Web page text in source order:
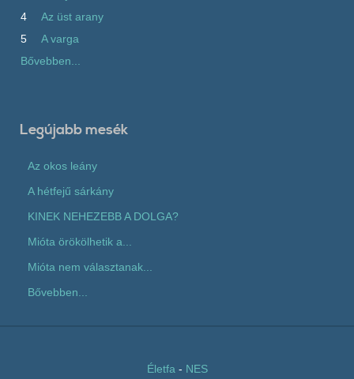
4
Az üst arany
5
A varga
Bővebben...
Legújabb mesék
Az okos leány
A hétfejű sárkány
KINEK NEHEZEBB A DOLGA?
Mióta örökölhetik a...
Mióta nem választanak...
Bővebben...
Életfa - NES